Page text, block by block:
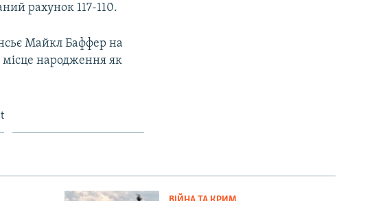
рахунок 117-110.
Майкл Баффер на
місце народження як